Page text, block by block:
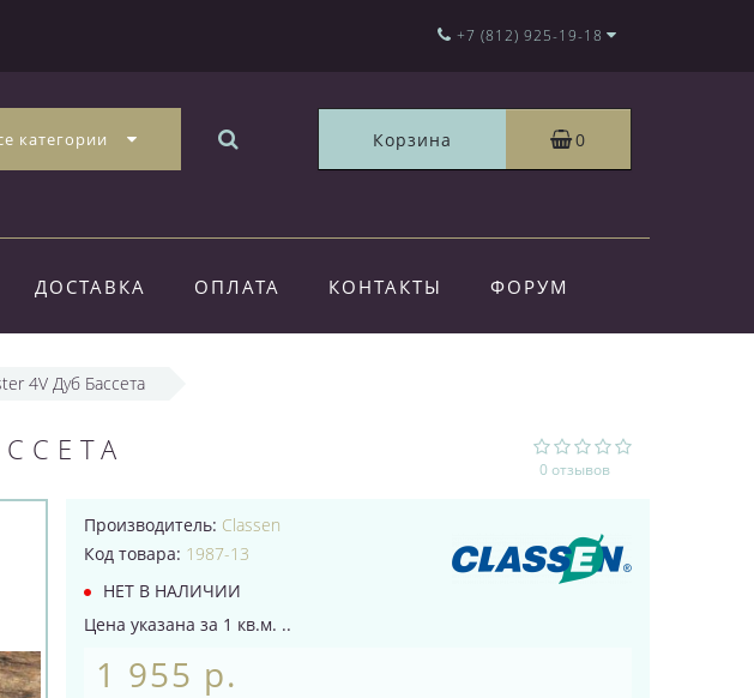
+7 (812) 925-19-18
категории Корзина 0
ДОСТАВКА ОПЛАТА КОНТАКТЫ ФОРУМ
4V Дуб Бассета
0 отзывов
Производитель: Classen
Код товара: 1987-13
НЕТ В НАЛИЧИИ
Цена указана за 1 кв.м. ..
1 955 р.